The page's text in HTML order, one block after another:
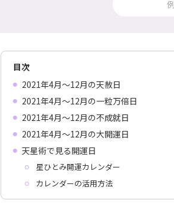
目次
2021年4月〜12月の天赦日
2021年4月〜12月の一粒万倍日
2021年4月〜12月の不成就日
2021年4月〜12月の大開運日
天星術で見る開運日
星ひとみ開運カレンダー
カレンダーの活用方法